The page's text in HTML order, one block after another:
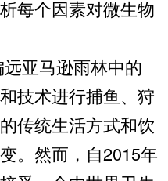
每个因素对微生物
亚马逊雨林中的
技术进行捕鱼、狩
传统生活方式和饮
。然而，自2015年